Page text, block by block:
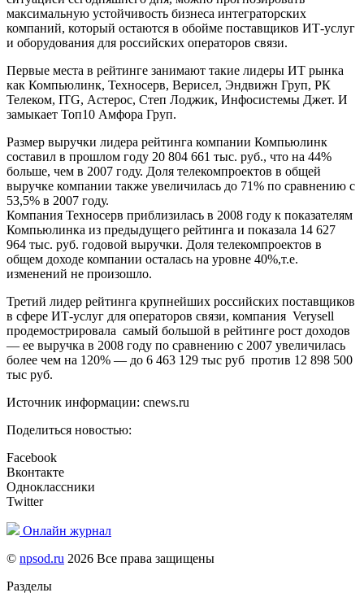
максимальную устойчивость бизнеса интеграторских
компаний, который остаются в обойме поставщиков ИТ-услуг
и оборудования для российских операторов связи.
Первые места в рейтинге занимают такие лидеры ИТ рынка
как Компьюлинк, Техносерв, Верисел, Эндвижн Груп, РК
Телеком, ITG, Астерос, Степ Лоджик, Инфосистемы Джет. И
замыкает Топ10 Амфора Груп.
Размер выручки лидера рейтинга компании Компьюлинк
составил в прошлом году 20 804 661 тыс. руб., что на 44%
больше, чем в 2007 году. Доля телекомпроектов в общей
выручке компании также увеличилась до 71% по сравнению с
53,5% в 2007 году.
Компания Техносерв приблизилась в 2008 году к показателям
Компьюлинка из предыдущего рейтинга и показала 14 627
964 тыс. руб. годовой выручки. Доля телекомпроектов в
общем доходе компании осталась на уровне 40%,т.е.
изменений не произошло.
Третий лидер рейтинга крупнейших российских поставщиков
в сфере ИТ-услуг для операторов связи, компания Verysell
продемострировала самый большой в рейтинге рост доходов
— ее выручка в 2008 году по сравнению с 2007 увеличилась
более чем на 120% — до 6 463 129 тыс руб против 12 898 500
тыс руб.
Источник информации: cnews.ru
Поделиться новостью:
Facebook
Вконтакте
Одноклассники
Twitter
Онлайн журнал
© npsod.ru 2026 Все права защищены
Разделы